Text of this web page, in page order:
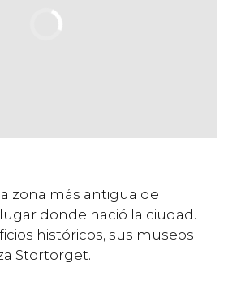
zona más antigua de
donde nació la ciudad.
históricos, sus museos
Stortorget.